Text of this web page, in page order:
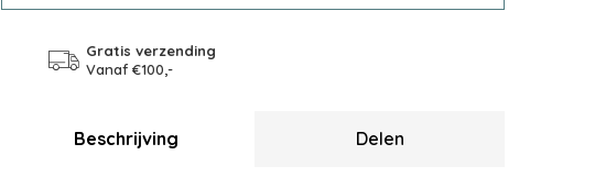
Gratis verzending
Vanaf €100,-
Beschrijving Delen